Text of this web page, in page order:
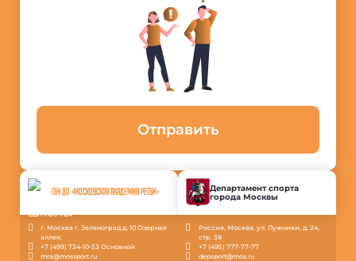
Отправить
ГБУ ДО «МОСКОВСКАЯ АКАДЕМИЯ РЕГБИ»
г. Москва г. Зеленоград д. 10 Озерная
аллея;
+7 (499) 734-10-53 Основной
mra@mossport.ru
Департамент спорта
города Москвы
Россия, Москва, ул. Лужники, д. 24,
стр. 38
+7 (495) 777-77-77
depsport@mos.ru